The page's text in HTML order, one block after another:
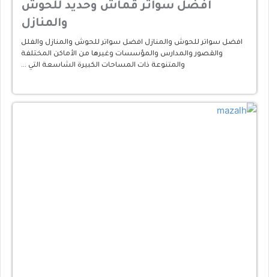
افضل سواتر قماش وحديد للحوش
والمنازل
افضل سواتر للحوش والمنازل افضل سواتر للحوش والمنازل والفلل
والقصور والمدارس والمؤسسات وغيرها من الأماكن المختلفة
والمتنوعة ذات المساحات الكبيرة الشاسعة التي …